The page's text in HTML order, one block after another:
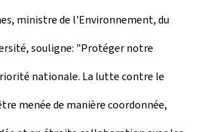
ministre de l'Environnement, du
souligne: "Protéger notre
nationale. La lutte contre le
menée de manière coordonnée,